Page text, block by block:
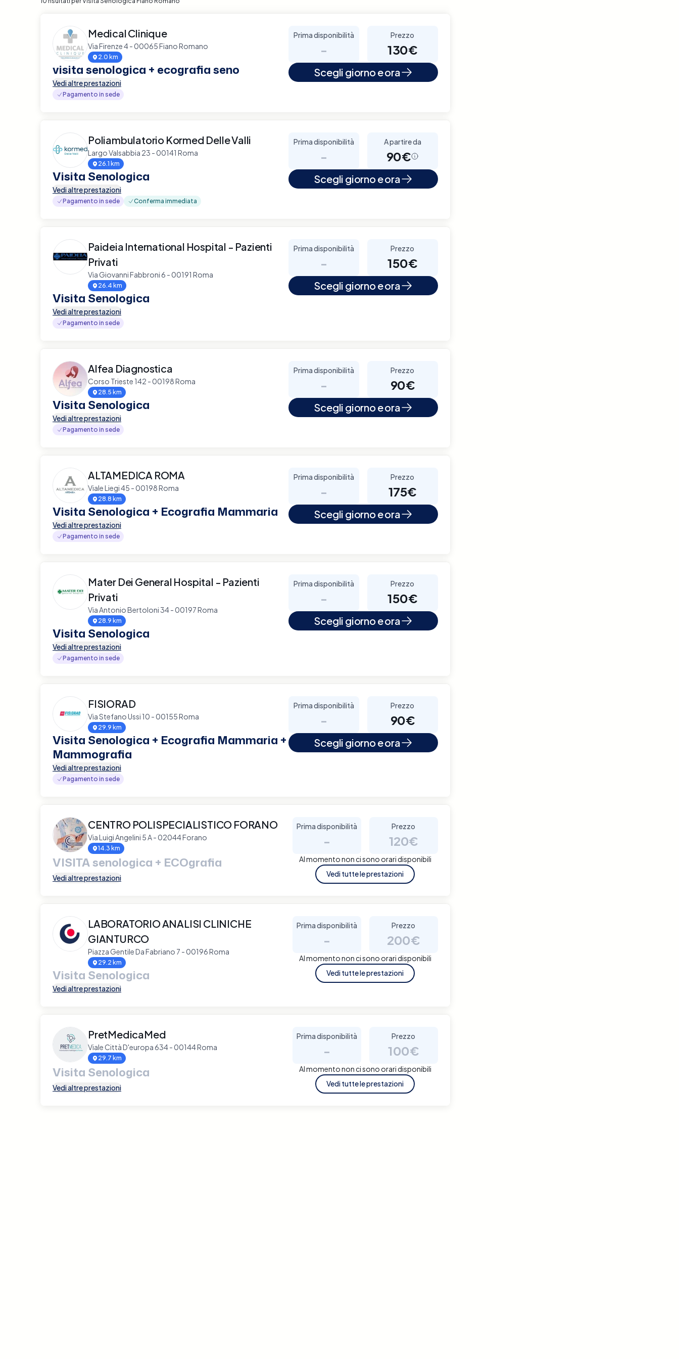
Medical Clinique
Via Firenze 4 - 00065 Fiano Romano
2.0 km
visita senologica + ecografia seno
Vedi altre prestazioni
Pagamento in sede
Prima disponibilità
-
Prezzo
130€
Scegli giorno e ora
Poliambulatorio Kormed Delle Valli
Largo Valsabbia 23 - 00141 Roma
26.1 km
Visita Senologica
Vedi altre prestazioni
Pagamento in sede Conferma immediata
Prima disponibilità
-
A partire da
90€
Scegli giorno e ora
Paideia International Hospital - Pazienti
Privati
Via Giovanni Fabbroni 6 - 00191 Roma
26.4 km
Visita Senologica
Vedi altre prestazioni
Pagamento in sede
Prima disponibilità
-
Prezzo
150€
Scegli giorno e ora
Alfea Diagnostica
Corso Trieste 142 - 00198 Roma
28.5 km
Visita Senologica
Vedi altre prestazioni
Pagamento in sede
Prima disponibilità
-
Prezzo
90€
Scegli giorno e ora
ALTAMEDICA ROMA
Viale Liegi 45 - 00198 Roma
28.8 km
Visita Senologica + Ecografia Mammaria
Vedi altre prestazioni
Pagamento in sede
Prima disponibilità
-
Prezzo
175€
Scegli giorno e ora
Mater Dei General Hospital - Pazienti
Privati
Via Antonio Bertoloni 34 - 00197 Roma
28.9 km
Visita Senologica
Vedi altre prestazioni
Pagamento in sede
Prima disponibilità
-
Prezzo
150€
Scegli giorno e ora
FISIORAD
Via Stefano Ussi 10 - 00155 Roma
29.9 km
Visita Senologica + Ecografia Mammaria +
Mammografia
Vedi altre prestazioni
Pagamento in sede
Prima disponibilità
-
Prezzo
90€
Scegli giorno e ora
CENTRO POLISPECIALISTICO FORANO
Via Luigi Angelini 5 A - 02044 Forano
14.3 km
VISITA senologica + ECOgrafia
Vedi altre prestazioni
Prima disponibilità
-
Prezzo
120€
Al momento non ci sono orari disponibili
Vedi tutte le prestazioni
LABORATORIO ANALISI CLINICHE
GIANTURCO
Piazza Gentile Da Fabriano 7 - 00196 Roma
29.2 km
Visita Senologica
Vedi altre prestazioni
Prima disponibilità
-
Prezzo
200€
Al momento non ci sono orari disponibili
Vedi tutte le prestazioni
PretMedicaMed
Viale Città D'europa 634 - 00144 Roma
29.7 km
Visita Senologica
Vedi altre prestazioni
Prima disponibilità
-
Prezzo
100€
Al momento non ci sono orari disponibili
Vedi tutte le prestazioni